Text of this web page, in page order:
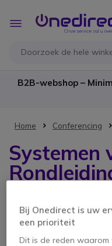
Toggle
Nav
B2B-webshop –
Home Conferencing
Systemen
(6-12)
Bij Onedirect is uw
een prioriteit
Dit is de reden